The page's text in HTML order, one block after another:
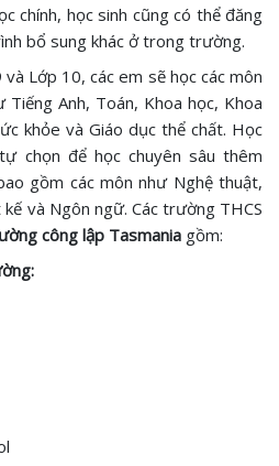
chính, học sinh cũng có thể đăng
bổ sung khác ở trong trường.
Lớp 10, các em sẽ học các môn
Anh, Toán, Khoa học, Khoa
khỏe và Giáo dục thể chất. Học
chọn để học chuyên sâu thêm
gồm các môn như Nghệ thuật,
và Ngôn ngữ. Các trường THCS
công lập Tasmania gồm: